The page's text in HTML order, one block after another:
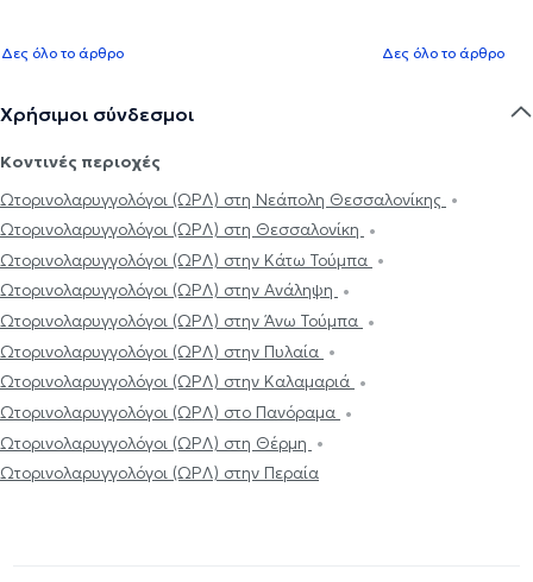
Δες όλο το άρθρο Δες όλο το άρθρο
Χρήσιμοι σύνδεσμοι
Κοντινές περιοχές
Ωτορινολαρυγγολόγοι (ΩΡΛ) στη Νεάπολη Θεσσαλονίκης
Ωτορινολαρυγγολόγοι (ΩΡΛ) στη Θεσσαλονίκη
Ωτορινολαρυγγολόγοι (ΩΡΛ) στην Κάτω Τούμπα
Ωτορινολαρυγγολόγοι (ΩΡΛ) στην Ανάληψη
Ωτορινολαρυγγολόγοι (ΩΡΛ) στην Άνω Τούμπα
Ωτορινολαρυγγολόγοι (ΩΡΛ) στην Πυλαία
Ωτορινολαρυγγολόγοι (ΩΡΛ) στην Καλαμαριά
Ωτορινολαρυγγολόγοι (ΩΡΛ) στο Πανόραμα
Ωτορινολαρυγγολόγοι (ΩΡΛ) στη Θέρμη
Ωτορινολαρυγγολόγοι (ΩΡΛ) στην Περαία